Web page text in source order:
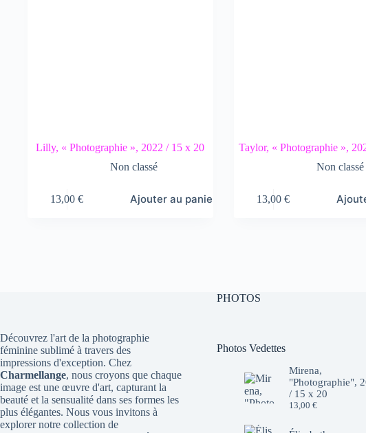
Lilly, « Photographie », 2022 / 15 x 20
Non classé
13,00€ Ajouter au panier
Taylor, « Photographie »,
Non classé
13,00€
Découvrez l'art de la photographie
féminine sublimé à travers des
impressions d'exception. Chez
Charmellange, nous croyons que chaque
image est une œuvre d'art, capturant la
beauté et la sensualité dans ses formes les
plus élégantes. Nous vous invitons à
explorer notre collection de
PHOTOS
Photos Vedettes
Mirena,
"Photographie",
/ 15 x 20
13,00 €